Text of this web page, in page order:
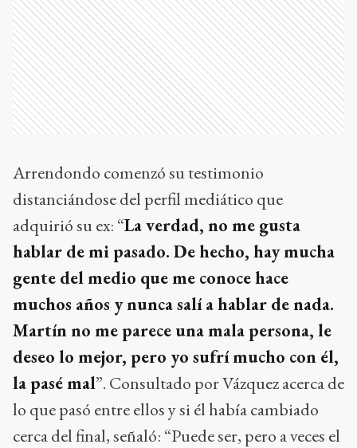
Arrendondo comenzó su testimonio
distanciándose del perfil mediático que
adquirió su ex: “La verdad, no me gusta
hablar de mi pasado. De hecho, hay mucha
gente del medio que me conoce hace
muchos años y nunca salí a hablar de nada.
Martín no me parece una mala persona, le
deseo lo mejor, pero yo sufrí mucho con él,
la pasé mal”. Consultado por Vázquez acerca de
lo que pasó entre ellos y si él había cambiado
cerca del final, señaló: “Puede ser, pero a veces el